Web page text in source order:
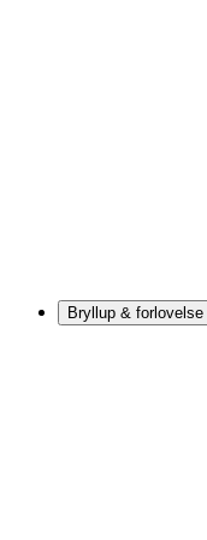
Bryllup & forlovelse